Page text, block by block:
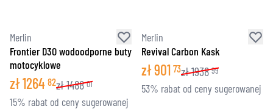
Merlin
Frontier D3O wodoodporne buty
motocyklowe
zł1264 82zł1488 01
15% rabat od ceny sugerowanej
Merlin
Revival Carbon Kask
zł901 73zł1938 99
53% rabat od ceny sugerowanej